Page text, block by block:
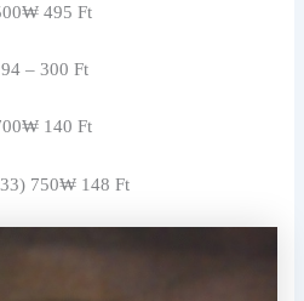
495 Ft
– 300 Ft
140 Ft
750₩ 148 Ft